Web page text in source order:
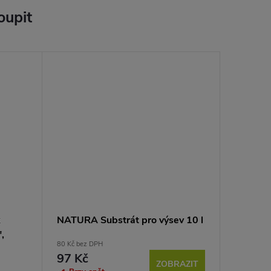
NATURA Substrát pro výsev 10 l
80 Kč bez DPH
97 Kč ZOBRAZIT